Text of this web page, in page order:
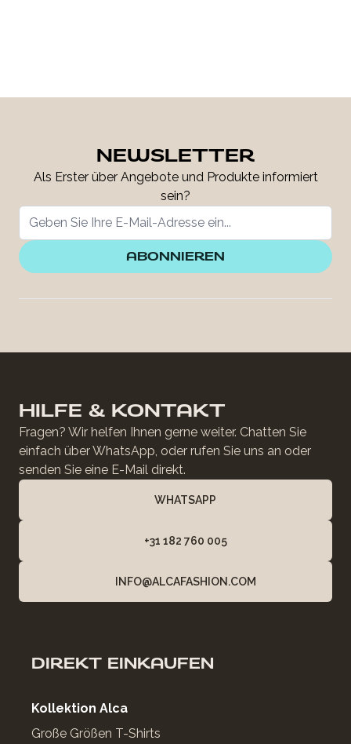
NEWSLETTER
Als Erster über Angebote und Produkte informiert
sein?
ABONNIEREN
HILFE & KONTAKT
Fragen? Wir helfen Ihnen gerne weiter. Chatten Sie
einfach über WhatsApp, oder rufen Sie uns an oder
senden Sie eine E-Mail direkt.
WHATSAPP
+31 182 760 005
INFO@ALCAFASHION.COM
DIREKT EINKAUFEN
Kollektion Alca
Große Größen T-Shirts